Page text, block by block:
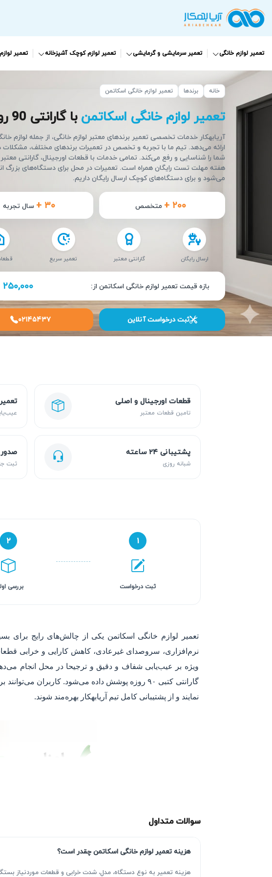
تعمیر لوازم خانگی تعمیر سرمایشی و گرمایشی تعمیر لوازم کوچک آشپزخانه تعمیر
خانه برندها تعمیر لوازم خانگی اسکاتمن
تعمیر لوازم خانگی اسکاتمنبا گارانتی 90 روزه
آریابهکار خدمات تخصصی تعمیر برندهای معتبر لوازم خانگی، از جمله لوازم
ارائه می‌دهد. تیم ما با تجربه و تخصص در تعمیرات برندهای مختلف،
شما را شناسایی و رفع می‌کند. تمامی خدمات با قطعات اورجینال، گارانتی
هفته مهلت تست رایگان همراه است. تعمیرات در محل برای دستگاه‌های بزرگ
می‌شود و برای دستگاه‌های کوچک ارسال رایگان داریم.
+ ۲۰۰ متخصص + ۳۰ سال تجربه
ارسال رایگان گارانتی معتبر تعمیر سریع
بازه قیمت تعمیر لوازم خانگی اسکاتمن از: ۲۵۰,۰۰۰
ثبت درخواست آنلاین ۰۲۱۴۵۴۳۷
قطعات اورجینال و اصلی
تامین قطعات معتبر
پشتیبانی ۲۴ ساعته
شبانه روزی ثبت
۱
ثبت درخواست
۲
بررسی
تعمیر لوازم خانگی اسکاتمن یکی از چالش‌های رایج
نرم‌افزاری، سروصدای غیرعادی، کاهش کارایی و خرابی
ویژه بر عیب‌یابی شفاف و دقیق و ترجیحا در محل انجام
گارانتی کتبی ۹۰ روزه پوشش داده می‌شود.
نمایند و از پشتیبانی کامل تیم آریابهکار بهره‌مند شوند.
سوالات متداول
هزینه تعمیر لوازم خانگی اسکاتمن چقدر است؟
هزینه تعمیر به نوع دستگاه، مدل، شدت خرابی و قطعات موردنیاز